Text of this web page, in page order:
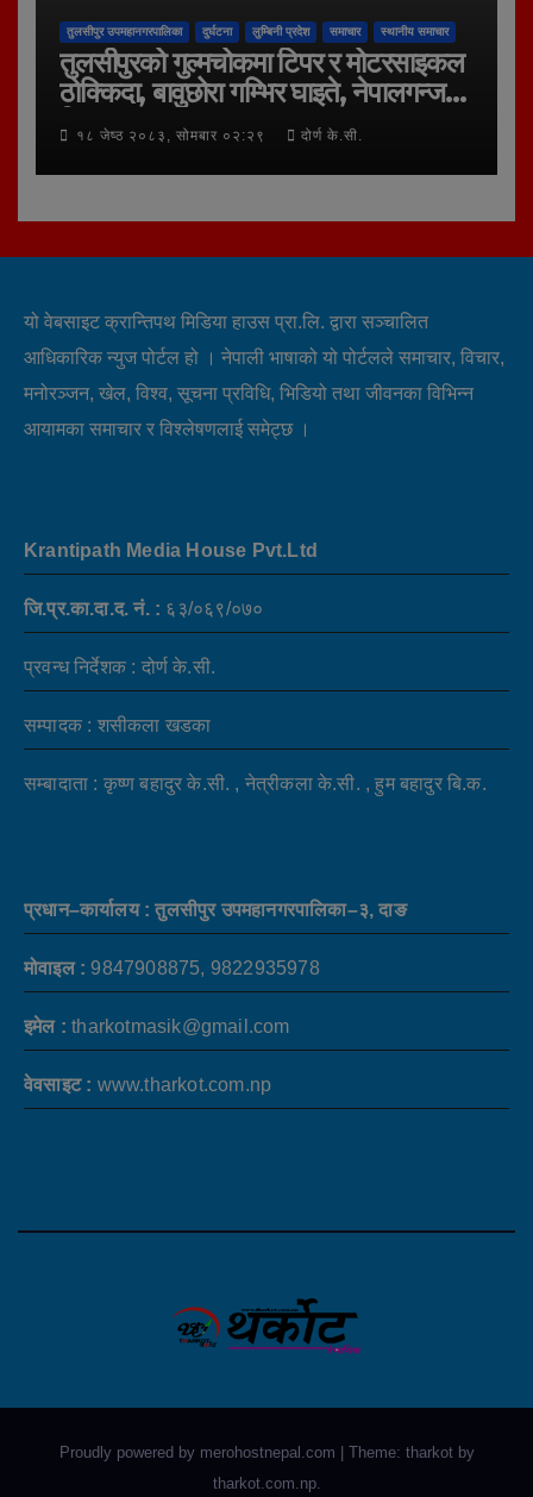
तुलसीपुर उपमहानगरपालिका दुर्घटना लुम्बिनी प्रदेश समाचार स्थानीय समाचार
तुलसीपुरको गुल्मचोकमा टिपर र मोटरसाइकल
ठोक्किदा, बावुछोरा गम्भिर घाइते, नेपालगन्ज
रिफर
१८ जेष्ठ २०८३, सोमबार ०२:२९ दोर्ण के.सी.
यो वेबसाइट क्रान्तिपथ मिडिया हाउस प्रा.लि. द्वारा सञ्चालित
आधिकारिक न्युज पोर्टल हो । नेपाली भाषाको यो पोर्टलले समाचार, विचार,
मनोरञ्जन, खेल, विश्व, सूचना प्रविधि, भिडियो तथा जीवनका विभिन्न
आयामका समाचार र विश्लेषणलाई समेट्छ ।
Krantipath Media House Pvt.Ltd
जि.प्र.का.दा.द. नं. : ६३/०६९/०७०
प्रवन्ध निर्देशक : दोर्ण के.सी.
सम्पादक : शसीकला खडका
सम्बादाता : कृष्ण बहादुर के.सी. , नेत्रीकला के.सी. , हुम बहादुर बि.क.
प्रधान–कार्यालय : तुलसीपुर उपमहानगरपालिका–३, दाङ
मोवाइल : 9847908875, 9822935978
इमेल :tharkotmasik@gmail.com
वेवसाइट : www.tharkot.com.np
Proudly powered by merohostnepal.com | Theme: tharkot by
tharkot.com.np.